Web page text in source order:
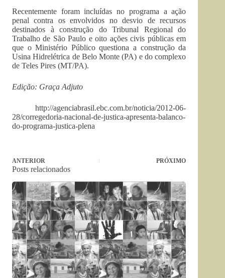
Recentemente foram incluídas no programa a ação
penal contra os envolvidos no desvio de recursos
destinados à construção do Tribunal Regional do
Trabalho de São Paulo e oito ações civis públicas em
que o Ministério Público questiona a construção da
Usina Hidrelétrica de Belo Monte (PA) e do complexo
de Teles Pires (MT/PA).
Edição: Graça Adjuto
http://agenciabrasil.ebc.com.br/noticia/2012-06-
28/corregedoria-nacional-de-justica-apresenta-balanco-
do-programa-justica-plena
ANTERIOR PRÓXIMO
Posts relacionados